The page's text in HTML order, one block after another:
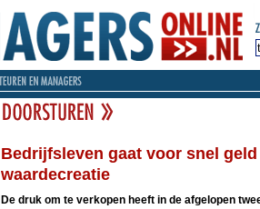
Bedrijfsleven gaat voor snel
waardecreatie
De druk om te verkopen heeft in de afgelopen